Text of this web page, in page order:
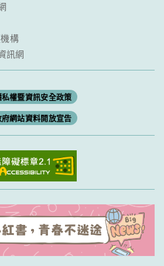
構
訊網
私權暨資訊安全政策
府網站資料開放宣告